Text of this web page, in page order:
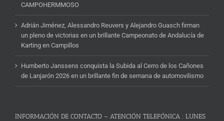
CAMPOHERMMOSO
Adrián Jiménez, Alessandro Reuvers y Alejandro Guasch firman
un pleno de victorias en un brillante Campeonato de Andalucía de
Karting en Campillos
Humberto Janssens conquista la Subida al Cerro de los Cañones
de Lanjarón 2026 en un brillante fin de semana de automovilismo
INFORMACIÓN DE CONTACTO – ATENCIÓN TELEFÓNICA : LUNES